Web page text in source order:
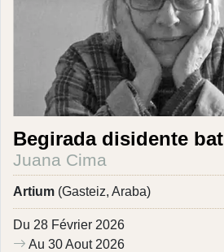
Begirada disidente bat
Juana Cima
Artium (Gasteiz, Araba)
Du 28 Février 2026
Au 30 Aout 2026